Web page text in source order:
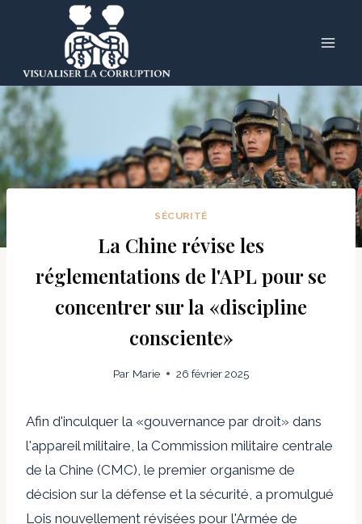
SÉCURITÉ
La Chine révise les
réglementations de l'APL pour se
concentrer sur la «discipline
consciente»
Par Marie 26 février 2025
Afin d'inculquer la «gouvernance par droit» dans
l'appareil militaire, la Commission militaire centrale
de la Chine (CMC), le premier organisme de
décision sur la défense et la sécurité, a promulgué
Lois nouvellement révisées pour l'Armée de